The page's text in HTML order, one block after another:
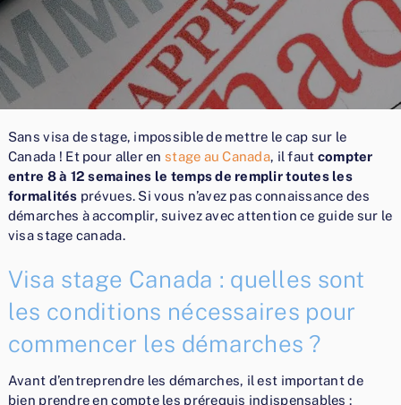
Sans visa de stage, impossible de mettre le cap sur le
Canada ! Et pour aller en stage au Canada, il faut compter
entre 8 à 12 semaines le temps de remplir toutes les
formalités prévues. Si vous n’avez pas connaissance des
démarches à accomplir, suivez avec attention ce guide sur le
visa stage canada.
Visa stage Canada : quelles sont
les conditions nécessaires pour
commencer les démarches ?
Avant d’entreprendre les démarches, il est important de
bien prendre en compte les prérequis indispensables :